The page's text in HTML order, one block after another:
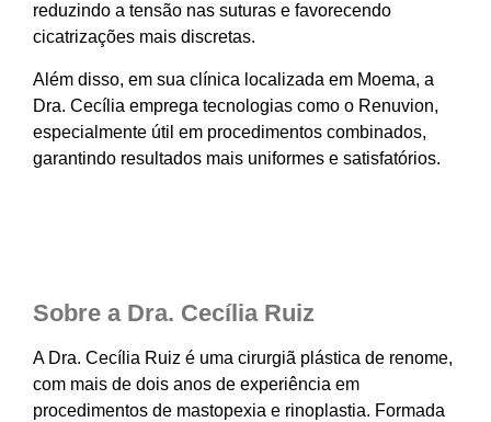
reduzindo a tensão nas suturas e favorecendo
cicatrizações mais discretas.
Além disso, em sua clínica localizada em Moema, a
Dra. Cecília emprega tecnologias como o Renuvion,
especialmente útil em procedimentos combinados,
garantindo resultados mais uniformes e satisfatórios.
Sobre a Dra. Cecília Ruiz
A Dra. Cecília Ruiz é uma cirurgiã plástica de renome,
com mais de dois anos de experiência em
procedimentos de mastopexia e rinoplastia. Formada